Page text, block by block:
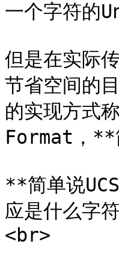
一个字符的
但是在实际
节省空间的
的实现方
Format，**
**简单说
应是什么字
<br>